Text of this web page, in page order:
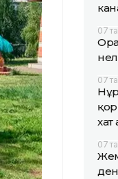
07
07
хат
07